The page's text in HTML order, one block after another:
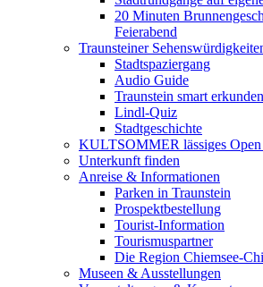
20 Minuten
Feierabend
Traunsteiner
Stadtspaziergang
Audio Guide
Traunstein smart erkunden
Lindl-Quiz
Stadtgeschichte
KULTSOMMER lässiges
Unterkunft finden
Anreise & Informationen
Parken in Traunstein
Prospektbestellung
Tourist-Information
Tourismuspartner
Die Region Chiemsee-
Museen & Ausstellungen